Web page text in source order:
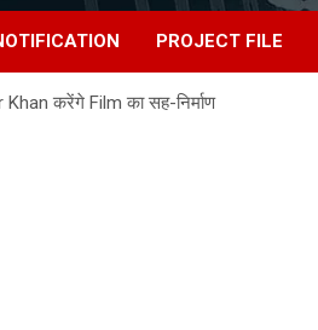
PROJECT FILE
करेंगे Film का सह-निर्माण